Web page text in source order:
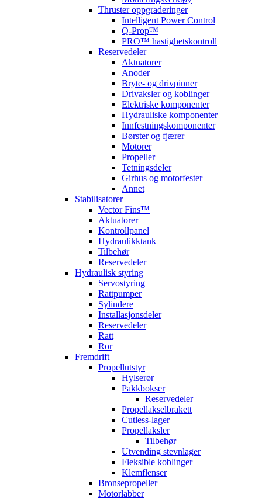
Thruster oppgraderinger
Intelligent Power Control
Q-Prop™
PRO™ hastighetskontroll
Reservedeler
Aktuatorer
Anoder
Bryte- og drivpinner
Drivaksler og koblinger
Elektriske komponenter
Hydrauliske komponenter
Innfestningskomponenter
Børster og fjærer
Motorer
Propeller
Tetningsdeler
Girhus og motorfester
Annet
Stabilisatorer
Vector Fins™
Aktuatorer
Kontrollpanel
Hydraulikktank
Tilbehør
Reservedeler
Hydraulisk styring
Servostyring
Rattpumper
Sylindere
Installasjonsdeler
Reservedeler
Ratt
Ror
Fremdrift
Propellutstyr
Hylserør
Pakkbokser
Reservedeler
Propellakselbrakett
Cutless-lager
Propellaksler
Tilbehør
Utvending stevnlager
Fleksible koblinger
Klemflenser
Bronsepropeller
Motorlabber